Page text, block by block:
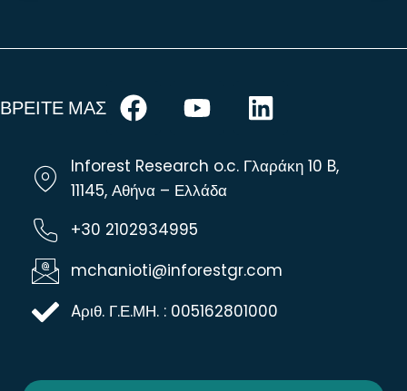
ΒΡΕΙΤΕ ΜΑΣ
Inforest Research o.c. Γλαράκη 10 B,
11145, Αθήνα – Ελλάδα
+30 2102934995
mchanioti@inforestgr.com
Aριθ. Γ.Ε.ΜΗ. : 005162801000